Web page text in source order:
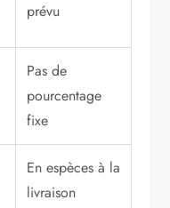
prévu
Pas de
pourcentage
fixe
En espèces à la
livraison